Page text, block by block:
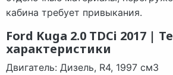
кабина требует привыкания.
Ford Kuga 2.0 TDCi 2017 |
характеристики
Двигатель: Дизель, R4, 1997 см3